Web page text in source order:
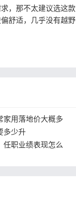
，那不太建议选这款
舒适，几乎没有越野
家用落地价大概多
多少升
任职业绩表现怎么